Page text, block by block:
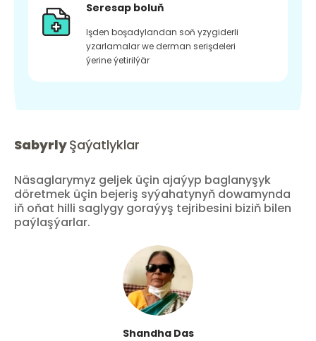
Seresap boluň
Işden boşadylandan soň yzygiderli
yzarlamalar we derman serişdeleri
ýerine ýetirilýär
SabyrlyŞaýatlyklar
Näsaglarymyz geljek üçin ajaýyp baglanyşyk
döretmek üçin bejeriş syýahatynyň dowamynda
iň oňat hilli saglygy goraýyş tejribesini biziň bilen
paýlaşýarlar.
Shandha Das